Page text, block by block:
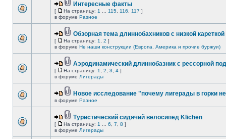
Интересные факты
[ На страницу: 1 115 116 117 ]
в форуме Разное
Обзорная тема длиннобахников с низкой кареткой
[ На страницу: 1 2 ]
в форуме Не наши конструкции (Европа, Америка и прочие буржуи)
Аэродинамический длиннобазник с рессорной
[ На страницу: 1 2 3 4 ]
в форуме Лигерады
Новое исследование "почему лигерады в горки
в форуме Разное
Туристический сидячий велосипед Klichen
[ На страницу: 1 6 7 8 ]
в форуме Лигерады